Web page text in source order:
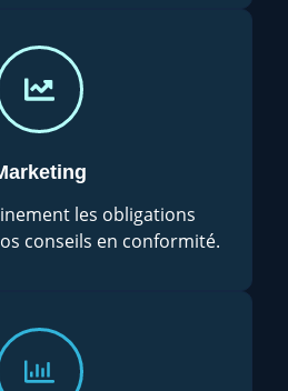
les obligations
conseils en conformité.